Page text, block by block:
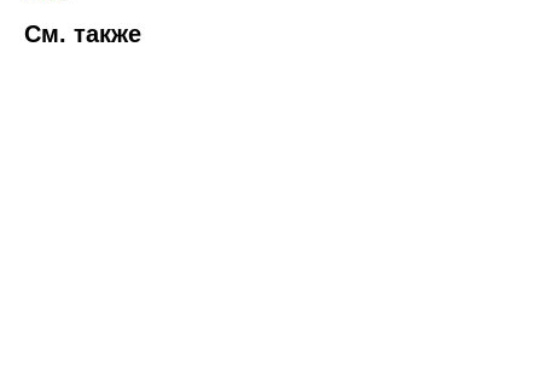
См. также